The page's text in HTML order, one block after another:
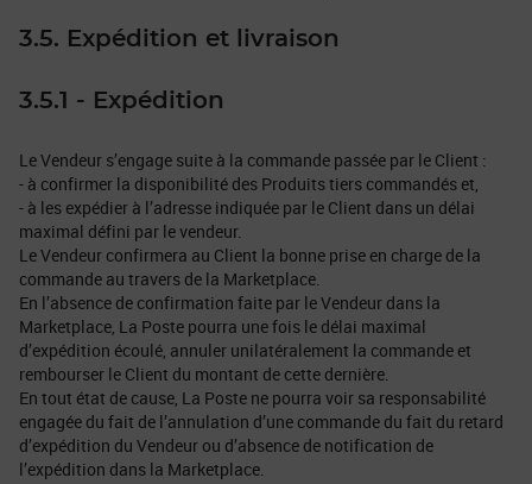
3.5. Expédition et livraison
3.5.1 - Expédition
Le Vendeur s’engage suite à la commande passée par le Client :
- à confirmer la disponibilité des Produits tiers commandés et,
- à les expédier à l’adresse indiquée par le Client dans un délai
maximal défini par le vendeur.
Le Vendeur confirmera au Client la bonne prise en charge de la
commande au travers de la Marketplace.
En l’absence de confirmation faite par le Vendeur dans la
Marketplace, La Poste pourra une fois le délai maximal
d’expédition écoulé, annuler unilatéralement la commande et
rembourser le Client du montant de cette dernière.
En tout état de cause, La Poste ne pourra voir sa responsabilité
engagée du fait de l’annulation d’une commande du fait du retard
d’expédition du Vendeur ou d’absence de notification de
l’expédition dans la Marketplace.